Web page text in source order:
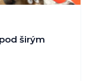
širým